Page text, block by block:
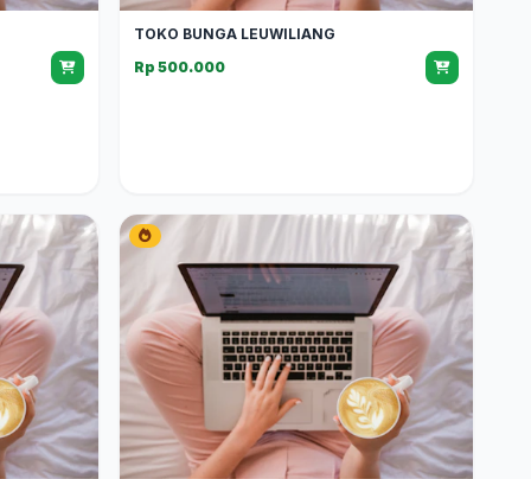
TOKO BUNGA LEUWILIANG
Rp 500.000